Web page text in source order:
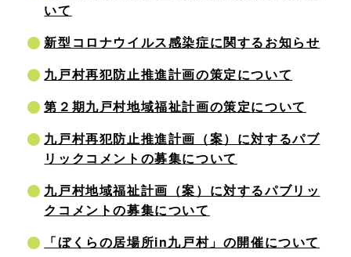
いて
新型コロナウイルス感染症に関するお知らせ
九戸村再犯防止推進計画の策定について
第２期九戸村地域福祉計画の策定について
九戸村再犯防止推進計画（案）に対するパブ
リックコメントの募集について
九戸村地域福祉計画（案）に対するパブリッ
クコメントの募集について
「ぼくらの居場所in九戸村」の開催について